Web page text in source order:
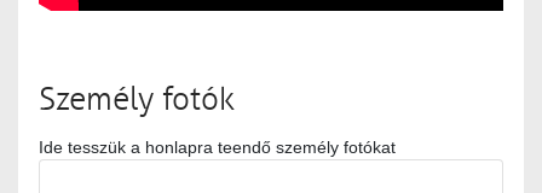
Személy fotók
Ide tesszük a honlapra teendő személy fotókat